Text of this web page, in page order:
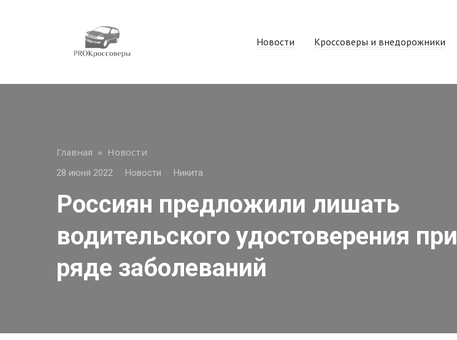
Новости Кроссоверы и внедорожники
Главная » Новости
28 июня 2022 Новости Никита
Россиян предложили лишать
водительского удостоверения при
ряде заболеваний